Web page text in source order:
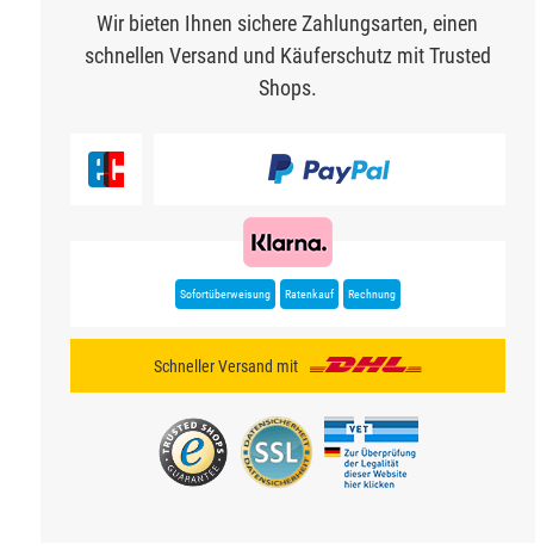
Wir bieten Ihnen sichere Zahlungsarten, einen
schnellen Versand und Käuferschutz mit Trusted
Shops.
Sofortüberweisung Ratenkauf Rechnung
Schneller Versand mit